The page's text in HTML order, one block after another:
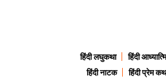
हिंदी लघुकथा हिंदी
हिंदी नाटक
हिंदी प्रेम